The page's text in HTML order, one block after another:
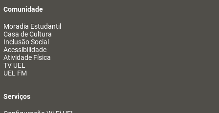
Comunidade
Moradia Estudantil
Casa de Cultura
Inclusão Social
Acessibilidade
Atividade Física
TV UEL
UEL FM
Serviços